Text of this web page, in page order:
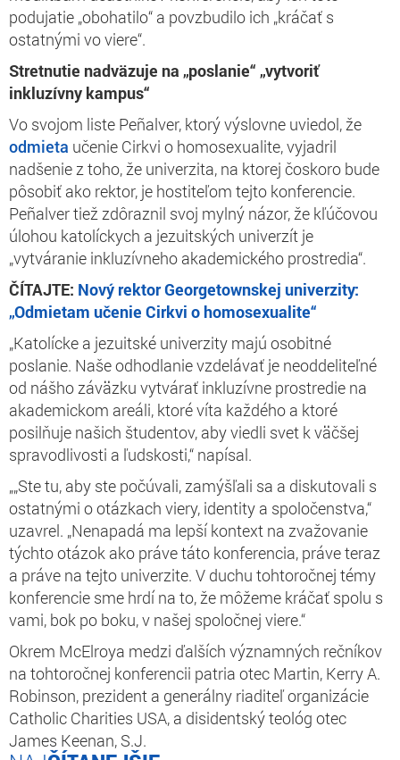
podujatie „obohatilo“ a povzbudilo ich „kráčať s
ostatnými vo viere“.
Stretnutie nadväzuje na „poslanie“ „vytvoriť
inkluzívny kampus“
Vo svojom liste Peñalver, ktorý výslovne uviedol, že
odmieta učenie Cirkvi o homosexualite, vyjadril
nadšenie z toho, že univerzita, na ktorej čoskoro bude
pôsobiť ako rektor, je hostiteľom tejto konferencie.
Peñalver tiež zdôraznil svoj mylný názor, že kľúčovou
úlohou katolíckych a jezuitských univerzít je
„vytváranie inkluzívneho akademického prostredia“.
ČÍTAJTE: Nový rektor Georgetownskej univerzity:
„Odmietam učenie Cirkvi o homosexualite“
„Katolícke a jezuitské univerzity majú osobitné
poslanie. Naše odhodlanie vzdelávať je neoddeliteľné
od nášho záväzku vytvárať inkluzívne prostredie na
akademickom areáli, ktoré víta každého a ktoré
posilňuje našich študentov, aby viedli svet k väčšej
spravodlivosti a ľudskosti,“ napísal.
„„Ste tu, aby ste počúvali, zamýšľali sa a diskutovali s
ostatnými o otázkach viery, identity a spoločenstva,“
uzavrel. „Nenapadá ma lepší kontext na zvažovanie
týchto otázok ako práve táto konferencia, práve teraz
a práve na tejto univerzite. V duchu tohtoročnej témy
konferencie sme hrdí na to, že môžeme kráčať spolu s
vami, bok po boku, v našej spoločnej viere.“
Okrem McElroya medzi ďalších významných rečníkov
na tohtoročnej konferencii patria otec Martin, Kerry A.
Robinson, prezident a generálny riaditeľ organizácie
Catholic Charities USA, a disidentský teológ otec
James Keenan, S.J.